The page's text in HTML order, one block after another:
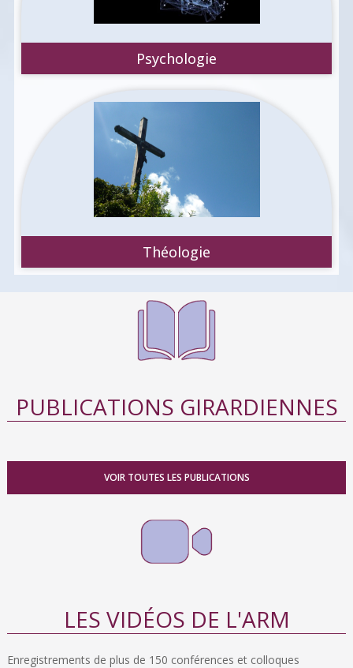
Psychologie
Théologie
PUBLICATIONS GIRARDIENNES
VOIR TOUTES LES PUBLICATIONS
LES VIDÉOS DE L'ARM
Enregistrements de plus de 150 conférences et colloques